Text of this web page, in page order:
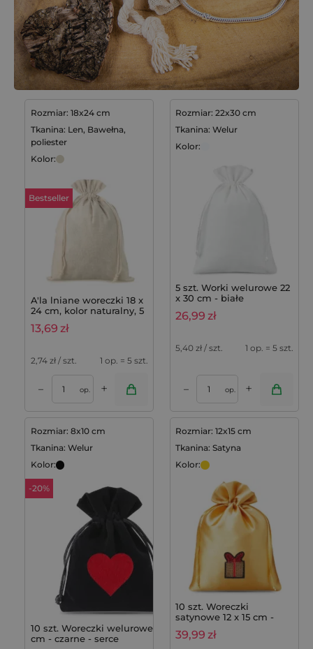
Rozmiar: 18x24 cm
Tkanina: Len, Bawełna,
poliester
Kolor:
Bestseller
A'la lniane woreczki 18 x
24 cm, kolor naturalny, 5
sztuk
13,69 zł
2,74 zł / szt. 1 op. = 5 szt.
– op. +
Rozmiar: 22x30 cm
Tkanina: Welur
Kolor:
5 szt. Worki welurowe 22
x 30 cm - białe
26,99 zł
5,40 zł / szt. 1 op. = 5 szt.
– op. +
Rozmiar: 8x10 cm
Tkanina: Welur
Kolor:
-20%
10 szt. Woreczki welurowe 8 x 10
cm - czarne - serce
Rozmiar: 12x15 cm
Tkanina: Satyna
Kolor:
10 szt. Woreczki
satynowe 12 x 15 cm -
39,99 zł